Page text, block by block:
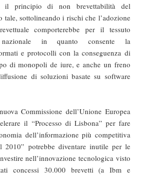
il principio di non brevettabilità del
tale, sottolineando i rischi che l’adozione
comporterebbe per il tessuto
nazionale in quanto consente la
e protocolli con la conseguenza di
di monopoli de iure, e anche un freno
di soluzioni basate su software
Commissione dell’Unione Europea
il “Processo di Lisbona” per fare
dell’informazione più competitiva
2010” potrebbe diventare inutile per le
nell’innovazione tecnologica visto
concessi 30.000 brevetti (a Ibm e